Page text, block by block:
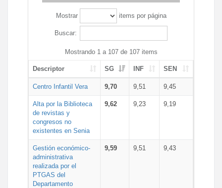
Mostrar items por página
Buscar:
Mostrando 1 a 107 de 107 items
Descriptor SG INF SEN
Centro Infantil Vera 9,70 9,51 9,45
Alta por la Biblioteca
de revistas y
congresos no
existentes en Senia
9,62 9,23 9,19
Gestión económico-
administrativa
realizada por el
PTGAS del
Departamento
9,59 9,51 9,43